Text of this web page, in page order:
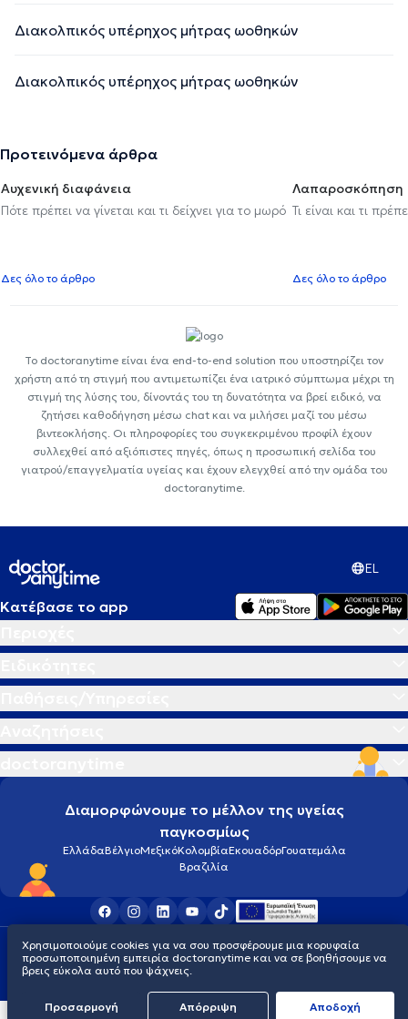
Διακολπικός υπέρηχος μήτρας ωοθηκών
Διακολπικός υπέρηχος μήτρας ωοθηκών
Προτεινόμενα άρθρα
Αυχενική διαφάνεια
Πότε πρέπει να γίνεται και τι δείχνει για το μωρό
Δες όλο το άρθρο
Λαπαροσκόπηση
Τι είναι και τι
Δες όλο το άρθρο
Το doctoranytime είναι ένα end-to-end solution που υποστηρίζει τον
χρήστη από τη στιγμή που αντιμετωπίζει ένα ιατρικό σύμπτωμα μέχρι τη
στιγμή της λύσης του, δίνοντάς του τη δυνατότητα να βρεί ειδικό, να
ζητήσει καθοδήγηση μέσω chat και να μιλήσει μαζί του μέσω
βιντεοκλήσης. Οι πληροφορίες του συγκεκριμένου προφίλ έχουν
συλλεχθεί από αξιόπιστες πηγές, όπως η προσωπική σελίδα του
γιατρού/επαγγελματία υγείας και έχουν ελεγχθεί από την ομάδα του
doctoranytime.
EL
Κατέβασε το app
Διαμορφώνουμε το μέλλον της υγείας
παγκοσμίως
ΕλλάδαΒέλγιοΜεξικόΚολομβίαΕκουαδόρΓουατεμάλα
Βραζιλία
Οροι χρήσηςCookiesΠολιτική προστασίας προσωπικού απορρήτου
© 2026 doctoranytime
Χρησιμοποιούμε cookies για να σου προσφέρουμε μια κορυφαία
προσωποποιημένη εμπειρία doctoranytime και να σε βοηθήσουμε να
βρεις εύκολα αυτό που ψάχνεις.
Προσαρμογή Απόρριψη Aποδοχή